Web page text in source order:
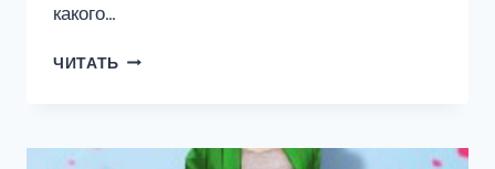
какого…
ЧИТАТЬ ПРЯМОЕ